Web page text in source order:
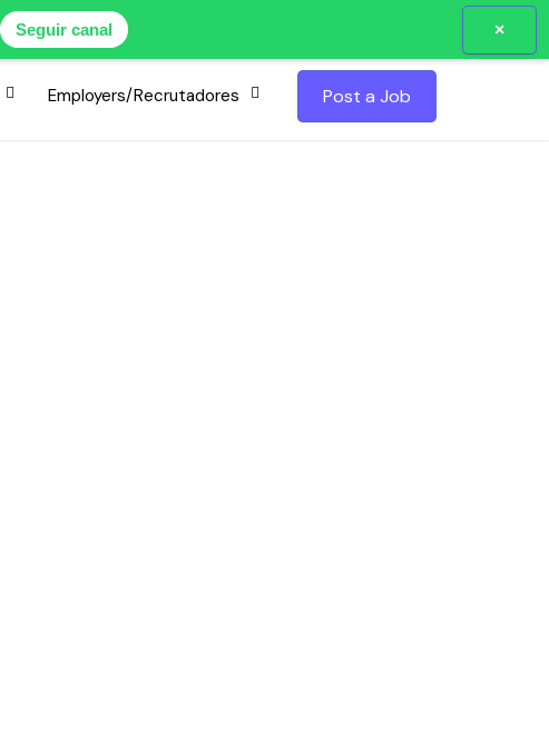
Seguir canal ×
Employers/Recrutadores Post a Job